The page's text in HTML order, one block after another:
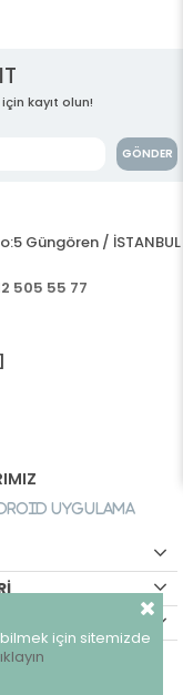
kayıt olun!
GÖNDER
Güngören / İSTANBUL
505 55 77
Uygulama
için sitemizde